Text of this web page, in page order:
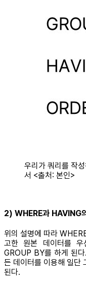
우리가 쿼리를 작
서 <출처: 본인>
2) WHERE과 HAVING
위의 설명에 따라
고한 원본 데이터를
GROUP BY를 하게 된
든 데이터를 이용해 일단
된다.